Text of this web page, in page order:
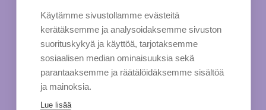
Käytämme sivustollamme evästeitä
kerätäksemme ja analysoidaksemme sivuston
suorituskykyä ja käyttöä, tarjotaksemme
sosiaalisen median ominaisuuksia sekä
parantaaksemme ja räätälöidäksemme sisältöä
ja mainoksia.
Lue lisää